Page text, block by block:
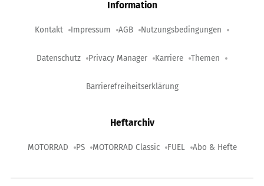
Information
Kontakt Impressum AGB Nutzungsbedingungen
Datenschutz Privacy Manager Karriere Themen
Barrierefreiheitserklärung
Heftarchiv
MOTORRAD PS MOTORRAD Classic FUEL Abo & Hefte